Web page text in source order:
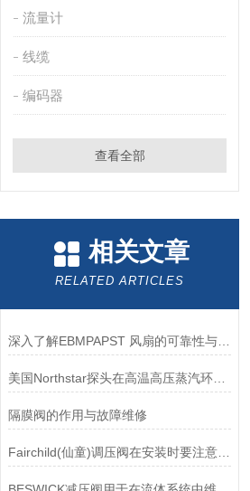
流量计
线缆
编码器
查看全部
相关文章
RELATED ARTICLES
深入了解EBMPAPST 风扇的可靠性与耐用性
美国Northstar探头在高温高压蒸汽环境下的液位测量可靠性
隔膜阀的作用与故障维修
Fairchild(仙童)调压阀在安装时要注意有哪些需要注意的地方？